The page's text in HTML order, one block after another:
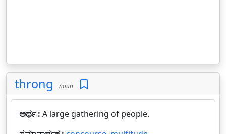
throng noun
ಅರ್ಥ : A large gathering of people.